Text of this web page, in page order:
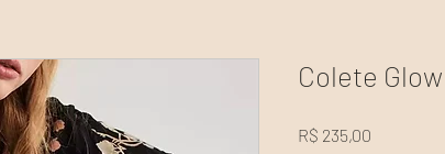
Colete Glow
R$ 235,00